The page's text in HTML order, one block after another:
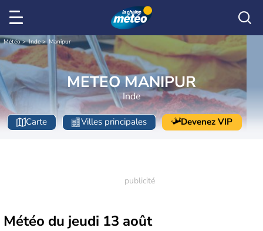
Météo Inde Manipur
METEO MANIPUR
Inde
Carte Villes principales Devenez VIP
Météo du jeudi 13 août